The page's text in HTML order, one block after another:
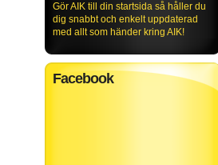
Gör AIK till din startsida så håller du
dig snabbt och enkelt uppdaterad
med allt som händer kring AIK!
Facebook